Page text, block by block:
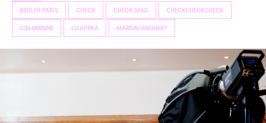
BRULER PARIS CHECK CHECK MAG CHECKCHECKCHECK
COLUMBINE LUJIPEKA MARTIN VACHIERY